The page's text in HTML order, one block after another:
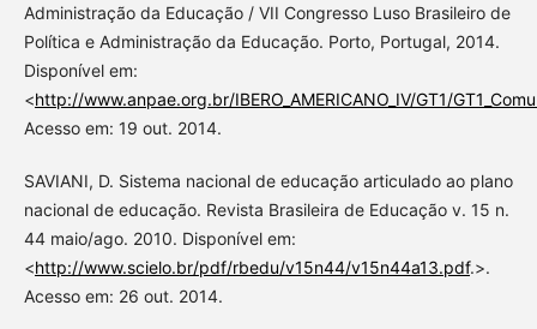
Administração da Educação / VII Congresso Luso Brasileiro de
Política e Administração da Educação. Porto, Portugal, 2014.
Disponível em:
<http://www.anpae.org.br/IBERO_AMERICANO_IV/GT1/
Acesso em: 19 out. 2014.
SAVIANI, D. Sistema nacional de educação articulado ao plano
nacional de educação. Revista Brasileira de Educação v. 15 n.
44 maio/ago. 2010. Disponível em:
<http://www.scielo.br/pdf/rbedu/v15n44/v15n44a13.pdf.>.
Acesso em: 26 out. 2014.